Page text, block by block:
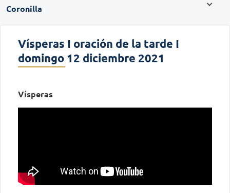
Coronilla
Vísperas I oración de la tarde I
domingo 12 diciembre 2021
Vísperas